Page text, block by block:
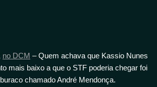
no DCM – Quem achava que Kassio Nunes
mais baixo a que o STF poderia chegar foi
chamado André Mendonça.